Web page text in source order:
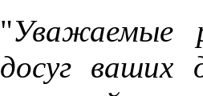
"Уважаемые
досуг ваших